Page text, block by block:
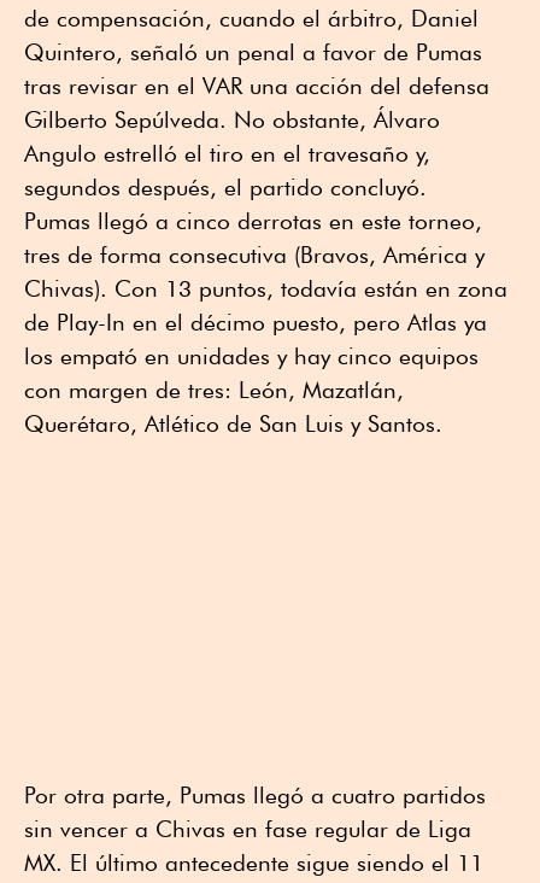
de compensación, cuando el árbitro, Daniel
Quintero, señaló un penal a favor de Pumas
tras revisar en el VAR una acción del defensa
Gilberto Sepúlveda. No obstante, Álvaro
Angulo estrelló el tiro en el travesaño y,
segundos después, el partido concluyó.
Pumas llegó a cinco derrotas en este torneo,
tres de forma consecutiva (Bravos, América y
Chivas). Con 13 puntos, todavía están en zona
de Play-In en el décimo puesto, pero Atlas ya
los empató en unidades y hay cinco equipos
con margen de tres: León, Mazatlán,
Querétaro, Atlético de San Luis y Santos.
Por otra parte, Pumas llegó a cuatro partidos
sin vencer a Chivas en fase regular de Liga
MX. El último antecedente sigue siendo el 11